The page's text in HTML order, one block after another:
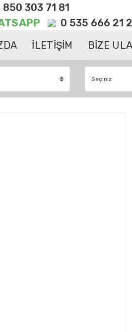
850 303 71 81
0 535 666 21
İLETİŞİM BİZE